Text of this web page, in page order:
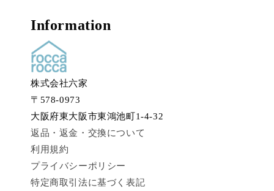
Information
株式会社六家
〒578-0973
大阪府東大阪市東鴻池町1-4-32
返品・返金・交換について
利用規約
プライバシーポリシー
特定商取引法に基づく表記